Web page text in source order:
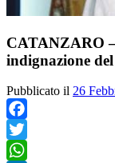
CATANZARO
indignazione
Pubblicato il 26
Facebook
Twitter